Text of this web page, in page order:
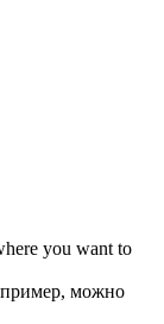
you want to
можно